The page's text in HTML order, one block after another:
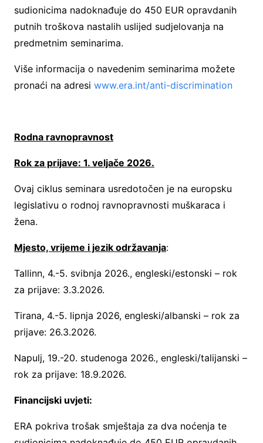
sudionicima nadoknađuje do 450 EUR opravdanih
putnih troškova nastalih uslijed sudjelovanja na
predmetnim seminarima.
Više informacija o navedenim seminarima možete
pronaći na adresi www.era.int/anti-discrimination
Rodna ravnopravnost
Rok za prijave: 1. veljače 2026.
Ovaj ciklus seminara usredotočen je na europsku
legislativu o rodnoj ravnopravnosti muškaraca i
žena.
Mjesto, vrijeme i jezik održavanja:
Tallinn, 4.-5. svibnja 2026., engleski/estonski – rok
za prijave: 3.3.2026.
Tirana, 4.-5. lipnja 2026, engleski/albanski – rok za
prijave: 26.3.2026.
Napulj, 19.-20. studenoga 2026., engleski/talijanski –
rok za prijave: 18.9.2026.
Financijski uvjeti:
ERA pokriva trošak smještaja za dva noćenja te